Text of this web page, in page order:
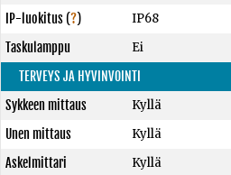
IP-luokitus(?) IP68
Taskulamppu
Ei
TERVEYS JA HYVINVOINTI
Sykkeen mittaus
Kyllä
Unen mittaus
Kyllä
Askelmittari
Kyllä